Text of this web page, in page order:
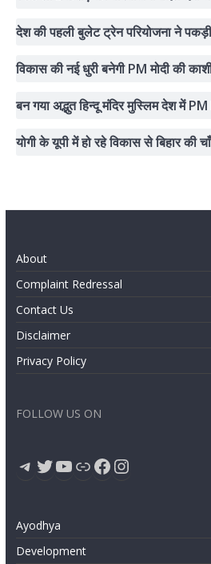
देश की पहली बुलेट ट्रेन परियोजना ने
विकास की नई धुरी बनेगी PM मोदी की
बन गया अद्भुत हिन्दू मंदिर मुस्लिम देश में
योगी के यूपी में हो रहे विकास से बिहार की
About
Complaint Redressal
Contact Us
Disclaimer
Privacy Policy
FOLLOW US ON
Telegram
Twitter
YouTube
LinkFacebook
Instagram
Ayodhya
Development